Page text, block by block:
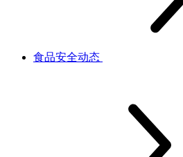
食品安全动态